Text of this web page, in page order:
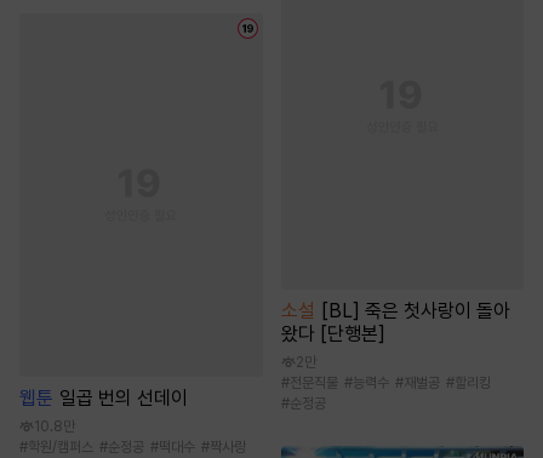
웹툰 일곱 번의 선데이
10.8만
#학원/캠퍼스 #순정공 #떡대수 #짝사랑
소설 [BL] 죽은 첫사랑이 돌아
왔다 [단행본]
2만
#전문직물 #능력수 #재벌공 #할리킹
#순정공